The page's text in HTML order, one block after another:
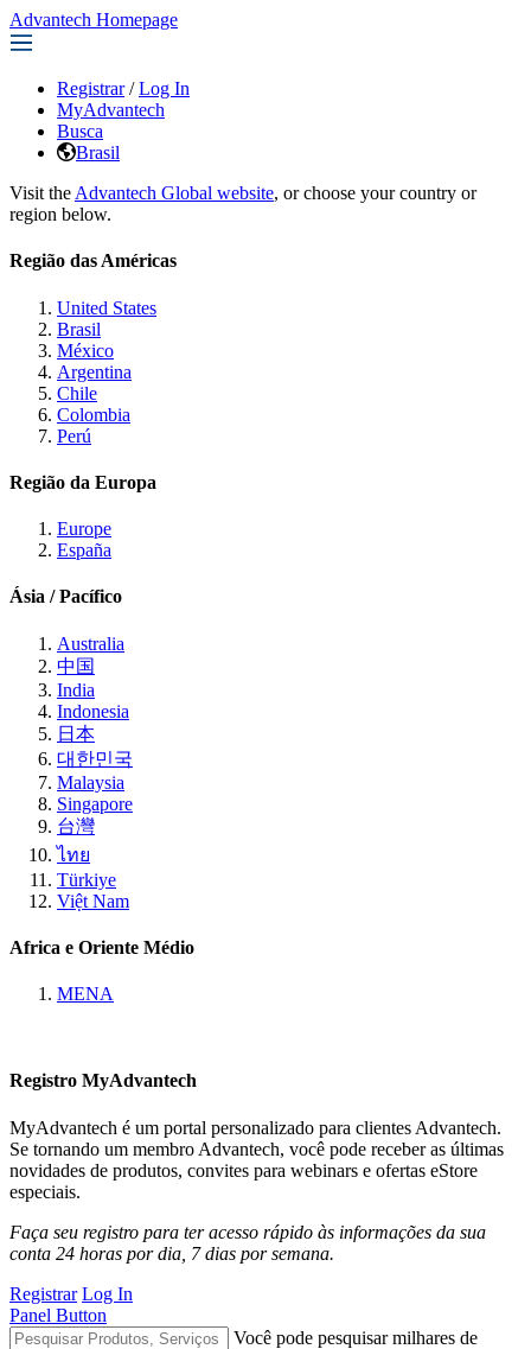
Advantech Homepage
Registrar / Log In
MyAdvantech
Busca
Brasil
Visit the Advantech Global website, or choose your country or
region below.
Região das Américas
United States
Brasil
México
Argentina
Chile
Colombia
Perú
Região da Europa
Europe
España
Ásia / Pacífico
Australia
中国
India
Indonesia
日本
대한민국
Malaysia
Singapore
台灣
ไทย
Türkiye
Việt Nam
Africa e Oriente Médio
MENA
Registro MyAdvantech
MyAdvantech é um portal personalizado para clientes Advantech.
Se tornando um membro Advantech, você pode receber as últimas
novidades de produtos, convites para webinars e ofertas eStore
especiais.
Faça seu registro para ter acesso rápido às informações da sua
conta 24 horas por dia, 7 dias por semana.
Registrar Log In
Panel Button
Você pode pesquisar milhares de